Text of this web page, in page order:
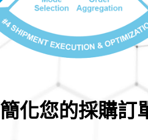
簡化您的採購訂